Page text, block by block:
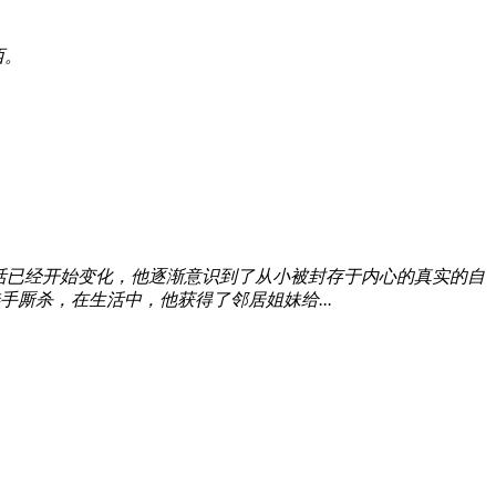
经开始变化，他逐渐意识到了从小被封存于内心的真实的自
厮杀，在生活中，他获得了邻居姐妹给...